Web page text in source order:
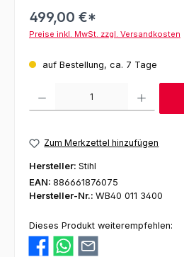
499,00 €*
Preise inkl. MwSt. zzgl. Versandkosten
auf Bestellung, ca. 7 Tage
Zum Merkzettel hinzufügen
Hersteller: Stihl
EAN: 886661876075
Hersteller-Nr.: WB40 011 3400
Dieses Produkt weiterempfehlen: